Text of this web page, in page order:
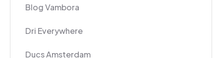
Blog Vambora
Dri Everywhere
Ducs Amsterdam